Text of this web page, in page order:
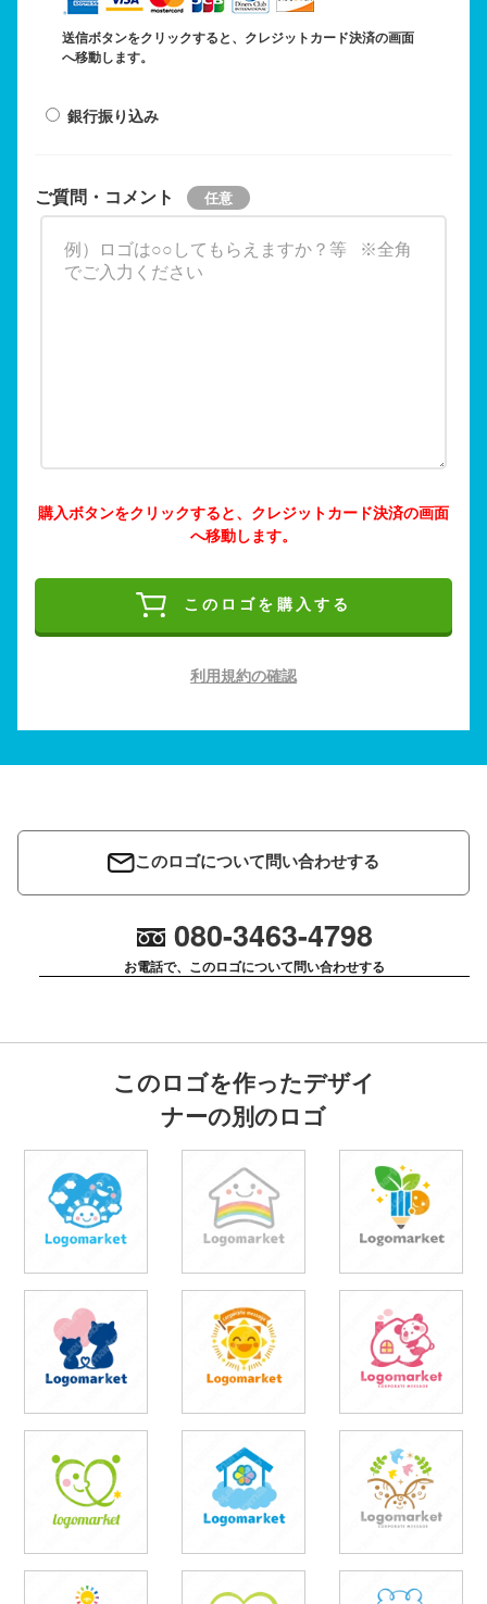
送信ボタンをクリックすると、クレジットカード決済の画面
へ移動します。
銀行振り込み
ご質問・コメント
購入ボタンをクリックすると、クレジットカード決済の画面
へ移動します。
このロゴを購入する
利用規約の確認
このロゴについて問い合わせする
080-3463-4798
お電話で、このロゴについて問い合わせする
このロゴを作ったデザイ
ナーの別のロゴ